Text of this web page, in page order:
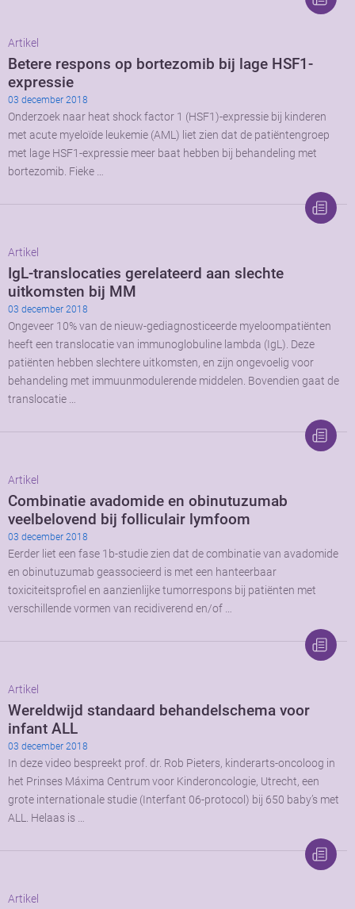
Artikel
Betere respons op bortezomib bij lage HSF1-
expressie
03 december 2018
Onderzoek naar heat shock factor 1 (HSF1)-expressie bij kinderen
met acute myeloïde leukemie (AML) liet zien dat de patiëntengroep
met lage HSF1-expressie meer baat hebben bij behandeling met
bortezomib. Fieke …
Artikel
IgL-translocaties gerelateerd aan slechte
uitkomsten bij MM
03 december 2018
Ongeveer 10% van de nieuw-gediagnosticeerde myeloompatiënten
heeft een translocatie van immunoglobuline lambda (IgL). Deze
patiënten hebben slechtere uitkomsten, en zijn ongevoelig voor
behandeling met immuunmodulerende middelen. Bovendien gaat de
translocatie …
Artikel
Combinatie avadomide en obinutuzumab
veelbelovend bij folliculair lymfoom
03 december 2018
Eerder liet een fase 1b-studie zien dat de combinatie van avadomide
en obinutuzumab geassocieerd is met een hanteerbaar
toxiciteitsprofiel en aanzienlijke tumorrespons bij patiënten met
verschillende vormen van recidiverend en/of …
Artikel
Wereldwijd standaard behandelschema voor
infant ALL
03 december 2018
In deze video bespreekt prof. dr. Rob Pieters, kinderarts-oncoloog in
het Prinses Máxima Centrum voor Kinderoncologie, Utrecht, een
grote internationale studie (Interfant 06-protocol) bij 650 baby’s met
ALL. Helaas is …
Artikel